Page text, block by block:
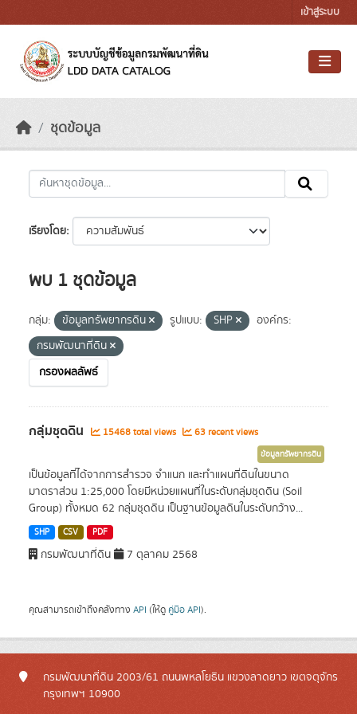
เข้าสู่ระบบ
ชุดข้อมูล
เรียงโดย
พบ 1 ชุดข้อมูล
กลุ่ม: ข้อมูลทรัพยากรดิน รูปแบบ: SHP
องค์กร:
กรมพัฒนาที่ดิน
กรองผลลัพธ์
กลุ่มชุดดิน 15468 total views 63 recent views
ข้อมูลทรัพยากรดิน
เป็นข้อมูลที่ได้จากการสำรวจ จำแนก และทำแผนที่ดินในขนาด
มาตราส่วน 1:25,000 โดยมีหน่วยแผนที่ในระดับกลุ่มชุดดิน (Soil
Group) ทั้งหมด 62 กลุ่มชุดดิน เป็นฐานข้อมูลดินในระดับกว้าง...
SHP CSV PDF
กรมพัฒนาที่ดิน 7 ตุลาคม 2568
คุณสามารถเข้าถึงคลังทาง API (ให้ดู คู่มือ API).
กรมพัฒนาที่ดิน 2003/61 ถนนพหลโยธิน แขวงลาดยาว เขตจตุจักร
กรุงเทพฯ 10900